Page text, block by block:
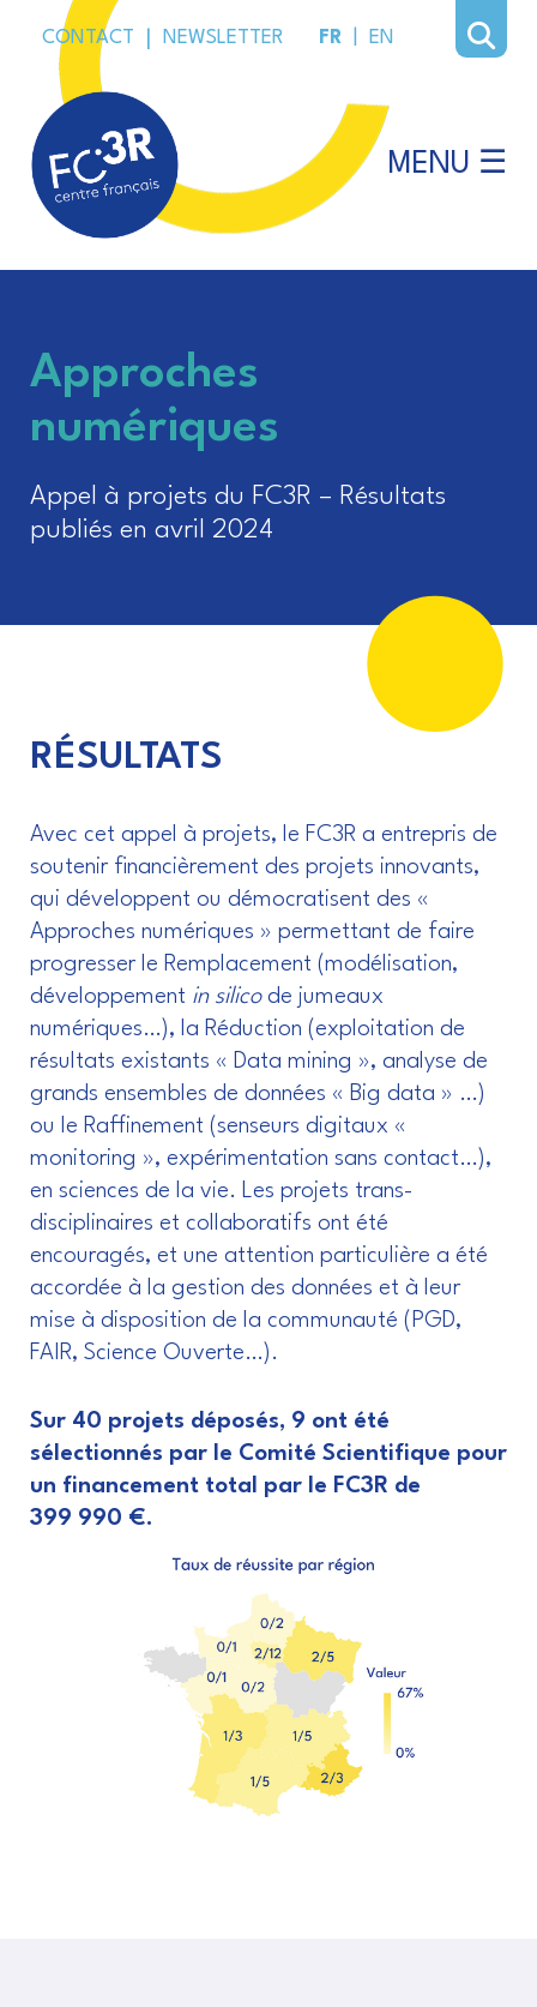
CONTACT NEWSLETTER FR EN
MENU ☰
Approches
numériques
Appel à projets du FC3R – Résultats
publiés en avril 2024
RÉSULTATS
Avec cet appel à projets, le FC3R a entrepris de
soutenir financièrement des projets innovants,
qui développent ou démocratisent des «
Approches numériques » permettant de faire
progresser le Remplacement (modélisation,
développement in silicode jumeaux
numériques…), la Réduction (exploitation de
résultats existants « Data mining », analyse de
grands ensembles de données « Big data » …)
ou le Raffinement (senseurs digitaux «
monitoring », expérimentation sans contact…),
en sciences de la vie. Les projets trans-
disciplinaires et collaboratifs ont été
encouragés, et une attention particulière a été
accordée à la gestion des données et à leur
mise à disposition de la communauté (PGD,
FAIR, Science Ouverte…).
Sur 40 projets déposés, 9 ont été
sélectionnés par le Comité Scientifique pour
un financement total par le FC3R de
399 990 €.